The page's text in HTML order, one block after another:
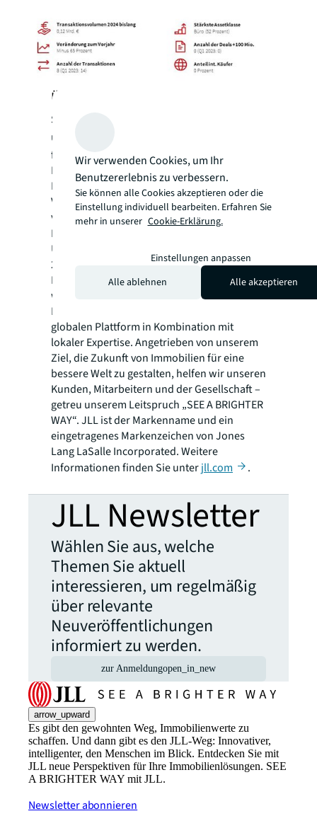
Über JLL
Seit mehr als 200 Jahren
unterstützt
führendes Gewerbeimmobilien- und
Investmentmanagementunternehmen, seine
Kunden beim Kauf, Bau, der Nutzung,
Verwaltung und Investition in eine Vielzahl
von Gewerbe-, Industrie-, Hotel-, Wohn- und
Einzelhandelsimmobilien. Als Fortune-500
Unternehmen mit einem Jahresumsatz von
20,9 Milliarden US-Dollar und
Niederlassungen in mehr als 80 Ländern
weltweit bieten unsere rund 105.000
Mitarbeiter die Leistungsfähigkeit einer
globalen Plattform in Kombination mit
lokaler Expertise. Angetrieben von unserem
Ziel, die Zukunft von Immobilien für eine
bessere Welt zu gestalten, helfen wir unseren
Kunden, Mitarbeitern und der Gesellschaft –
getreu unserem Leitspruch „SEE A BRIGHTER
WAY“. JLL ist der Markenname und ein
eingetragenes Markenzeichen von Jones
Lang LaSalle Incorporated. Weitere
Informationen finden Sie unterjll.com .
JLL Newsletter
Wählen Sie aus, welche
Themen Sie aktuell
interessieren, um regelmäßig
über relevante
Neuveröffentlichungen
informiert zu werden.
zur Anmeldungopen_in_new
arrow_upward
Es gibt den gewohnten Weg, Immobilienwerte zu
schaffen. Und dann gibt es den JLL-Weg: Innovativer,
intelligenter, den Menschen im Blick. Entdecken Sie mit
JLL neue Perspektiven für Ihre Immobilienlösungen. SEE
A BRIGHTER WAY mit JLL.
Newsletter abonnieren
Wir verwenden Cookies, um Ihr
Benutzererlebnis zu verbessern.
Sie können alle Cookies akzeptieren oder die
Einstellung individuell bearbeiten. Erfahren Sie
mehr in unserer Cookie-Erklärung.
Einstellungen anpassen
Alle ablehnen
Alle akzeptieren